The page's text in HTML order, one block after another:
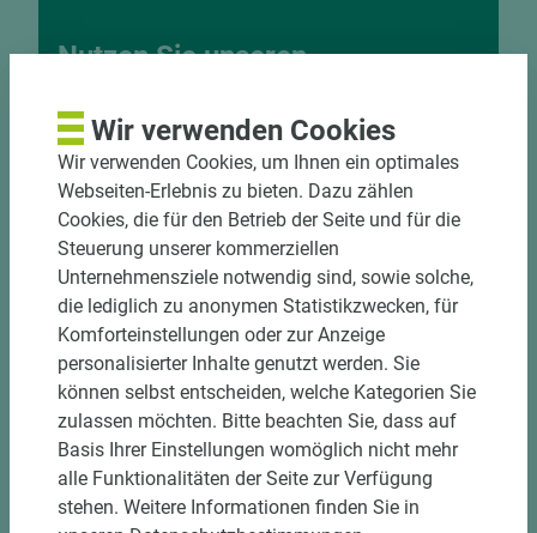
Nutzen Sie unseren
Bekantungsfähiger Fixmaßzuschnitt maßhaltig
und winkelgenau
Hohe und präzise Leistung durch
halbautomatische Beschickung
Einzelteiletikettierung auf Wunsch möglich
Materialschonende und kundengerechte
Verpackung der Fixmaße
Jetzt Zuschnitt anfragen
Wir verwenden Cookies
Wir verwenden Cookies, um Ihnen ein optimales
Webseiten-Erlebnis zu bieten. Dazu zählen
Cookies, die für den Betrieb der Seite und für die
Steuerung unserer kommerziellen
Unternehmensziele notwendig sind, sowie solche,
die lediglich zu anonymen Statistikzwecken, für
Komforteinstellungen oder zur Anzeige
personalisierter Inhalte genutzt werden. Sie
können selbst entscheiden, welche Kategorien Sie
zulassen möchten. Bitte beachten Sie, dass auf
Basis Ihrer Einstellungen womöglich nicht mehr
alle Funktionalitäten der Seite zur Verfügung
stehen. Weitere Informationen finden Sie in